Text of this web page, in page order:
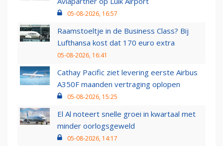
05-08-2026, 16:57
Raamstoeltje in de Business Class? Bij
Lufthansa kost dat 170 euro extra
05-08-2026, 16:41
Cathay Pacific ziet levering eerste Airbus
A350F maanden vertraging oplopen
05-08-2026, 15:25
El Al noteert snelle groei in kwartaal met
minder oorlogsgeweld
05-08-2026, 14:17